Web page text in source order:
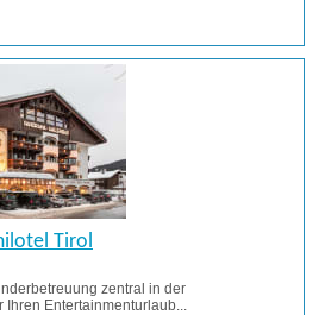
Tirol
zentral in der
Ihren Entertainmenturlaub...